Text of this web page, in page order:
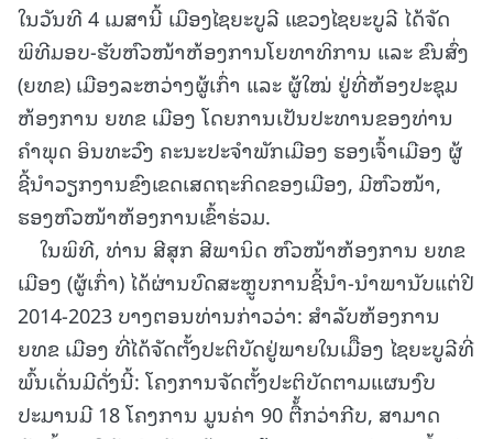
ໃນວັນທີ 4 ເມສານີ້ ເມືອງໄຊຍະບູລີ ແຂວງໄຊຍະບູລີ ໄດ້ຈັດ
ພິທີມອບ-ຮັບຫົວໜ້າຫ້ອງການໂຍທາທິການ ແລະ ຂົນສົ່ງ
(ຍທຂ) ເມືອງລະຫວ່າງຜູ້ເກົ່າ ແລະ ຜູ້ໃໝ່ ຢູ່ທີ່ຫ້ອງປະຊຸມ
ຫ້ອງການ ຍທຂ ເມືອງ ໂດຍການເປັນປະທານຂອງທ່ານ
ຄຳພຸດ ອິນທະວົງ ຄະນະປະຈຳພັກເມືອງ ຮອງເຈົ້າເມືອງ ຜູ້
ຊີ້ນຳວຽກງານຂົງເຂດເສດຖະກິດຂອງເມືອງ, ມີຫົວໜ້າ,
ຮອງຫົວໜ້າຫ້ອງການເຂົ້າຮ່ວມ.
ໃນພິທີ, ທ່ານ ສີສຸກ ສີພານິດ ຫົວໜ້າຫ້ອງການ ຍທຂ
ເມືອງ (ຜູ້ເກົ່າ) ໄດ້ຜ່ານບົດສະຫຼູບການຊີ້ນຳ-ນຳພານັບແຕ່ປີ
2014-2023 ບາງຕອນທ່ານກ່າວວ່າ: ສຳລັບຫ້ອງການ
ຍທຂ ເມືອງ ທີ່ໄດ້ຈັດຕັ້ງປະຕິບັດຢູ່ພາຍໃນເມືຶອງ ໄຊຍະບູລີທີ່
ພົ້ນເດັ່ນມີດັ່ງນີ້: ໂຄງການຈັດຕັ້ງປະຕິບັດຕາມແຜນງົບ
ປະມານມີ 18 ໂຄງການ ມູນຄ່າ 90 ຕື້້ກວ່າກີບ, ສາມາດ